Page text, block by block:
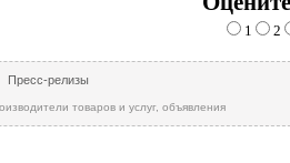
1 2
Пресс-релизы
товаров и услуг, объявления